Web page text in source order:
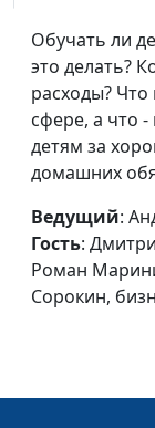
Библия и
Выбор
бизнеса
Обучать ли
это делать?
расходы?
сфере, а что
детям за
домашних
Ведущий:
Гость:
Роман
Сорокин,